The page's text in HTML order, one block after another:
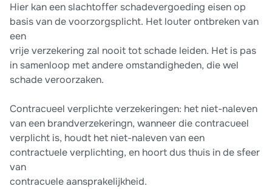
Hier kan een slachtoffer schadevergoeding eisen op
basis van de voorzorgsplicht. Het louter ontbreken van
een
vrije verzekering zal nooit tot schade leiden. Het is pas
in samenloop met andere omstandigheden, die wel
schade veroorzaken.
Contracueel verplichte verzekeringen: het niet-naleven
van een brandverzekeringn, wanneer die contracueel
verplicht is, houdt het niet-naleven van een
contractuele verplichting, en hoort dus thuis in de sfeer
van
contracuele aansprakelijkheid.